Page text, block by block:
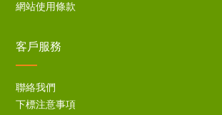
網站使用條款
客戶服務
聯絡我們
下標注意事項